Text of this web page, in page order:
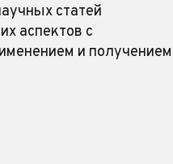
статей
аспектов с
и получением